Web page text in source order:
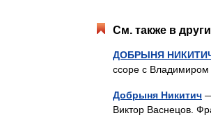
См. также в
ДОБРЫНЯ
ссоре с
Добрыня Никитич
Виктор Васнецов.